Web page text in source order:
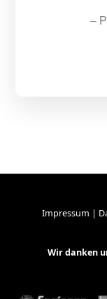
–
Impressum |
Wir danken